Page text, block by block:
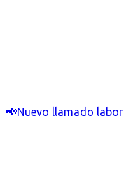
📢Nuevo llamado